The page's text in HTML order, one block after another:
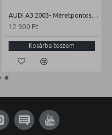
AUDI A3 2003- Méretpontos csomagtértálca
12 900 Ft
Kosárba teszem